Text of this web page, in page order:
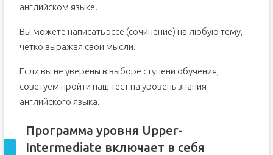
английском языке.
Вы можете написать эссе (сочинение) на любую тему,
четко выражая свои мысли.
Если вы не уверены в выборе ступени обучения,
советуем пройти наш тест на уровень знания
английского языка.
Программа уровня Upper-
Intermediate включает в себя